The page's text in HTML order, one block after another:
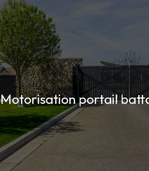
Motorisation portail